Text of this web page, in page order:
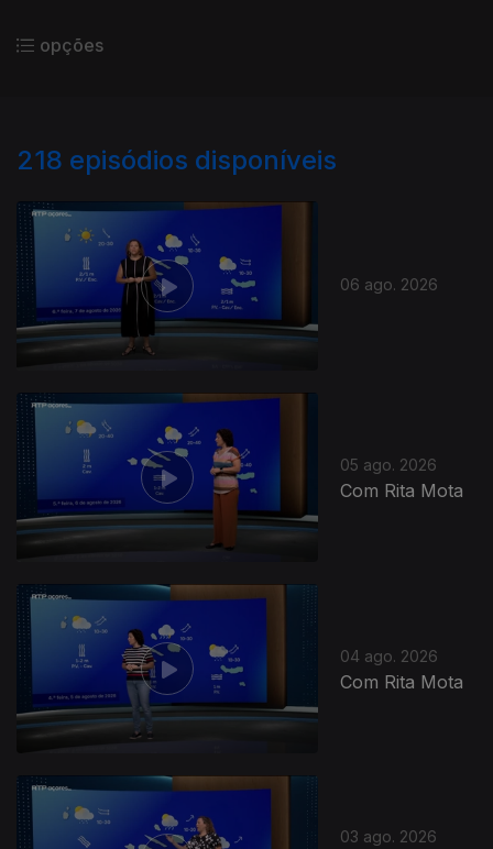
opções
218 episódios disponíveis
06 ago. 2026
05 ago. 2026
Com Rita Mota
04 ago. 2026
Com Rita Mota
03 ago. 2026